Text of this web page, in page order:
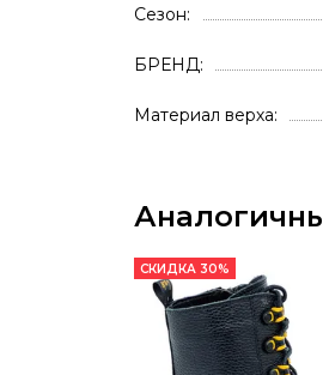
Сезон
БРЕНД
Материал верха
СКИДКА 30%